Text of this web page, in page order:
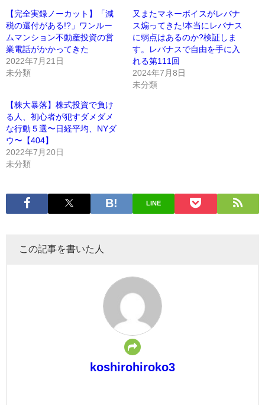
【完全実録ノーカット】「減
税の還付がある!?」ワンルー
ムマンション不動産投資の営
業電話がかかってきた
2022年7月21日
未分類
又またマネーボイスがレバナ
ス煽ってきた!本当にレバナス
に弱点はあるのか?検証しま
す。レバナスで自由を手に入
れる第111回
2024年7月8日
未分類
【株大暴落】株式投資で負け
る人、初心者が犯すダメダメ
な行動５選〜日経平均、NYダ
ウ〜【404】
2022年7月20日
未分類
LINE
この記事を書いた人
koshirohiroko3